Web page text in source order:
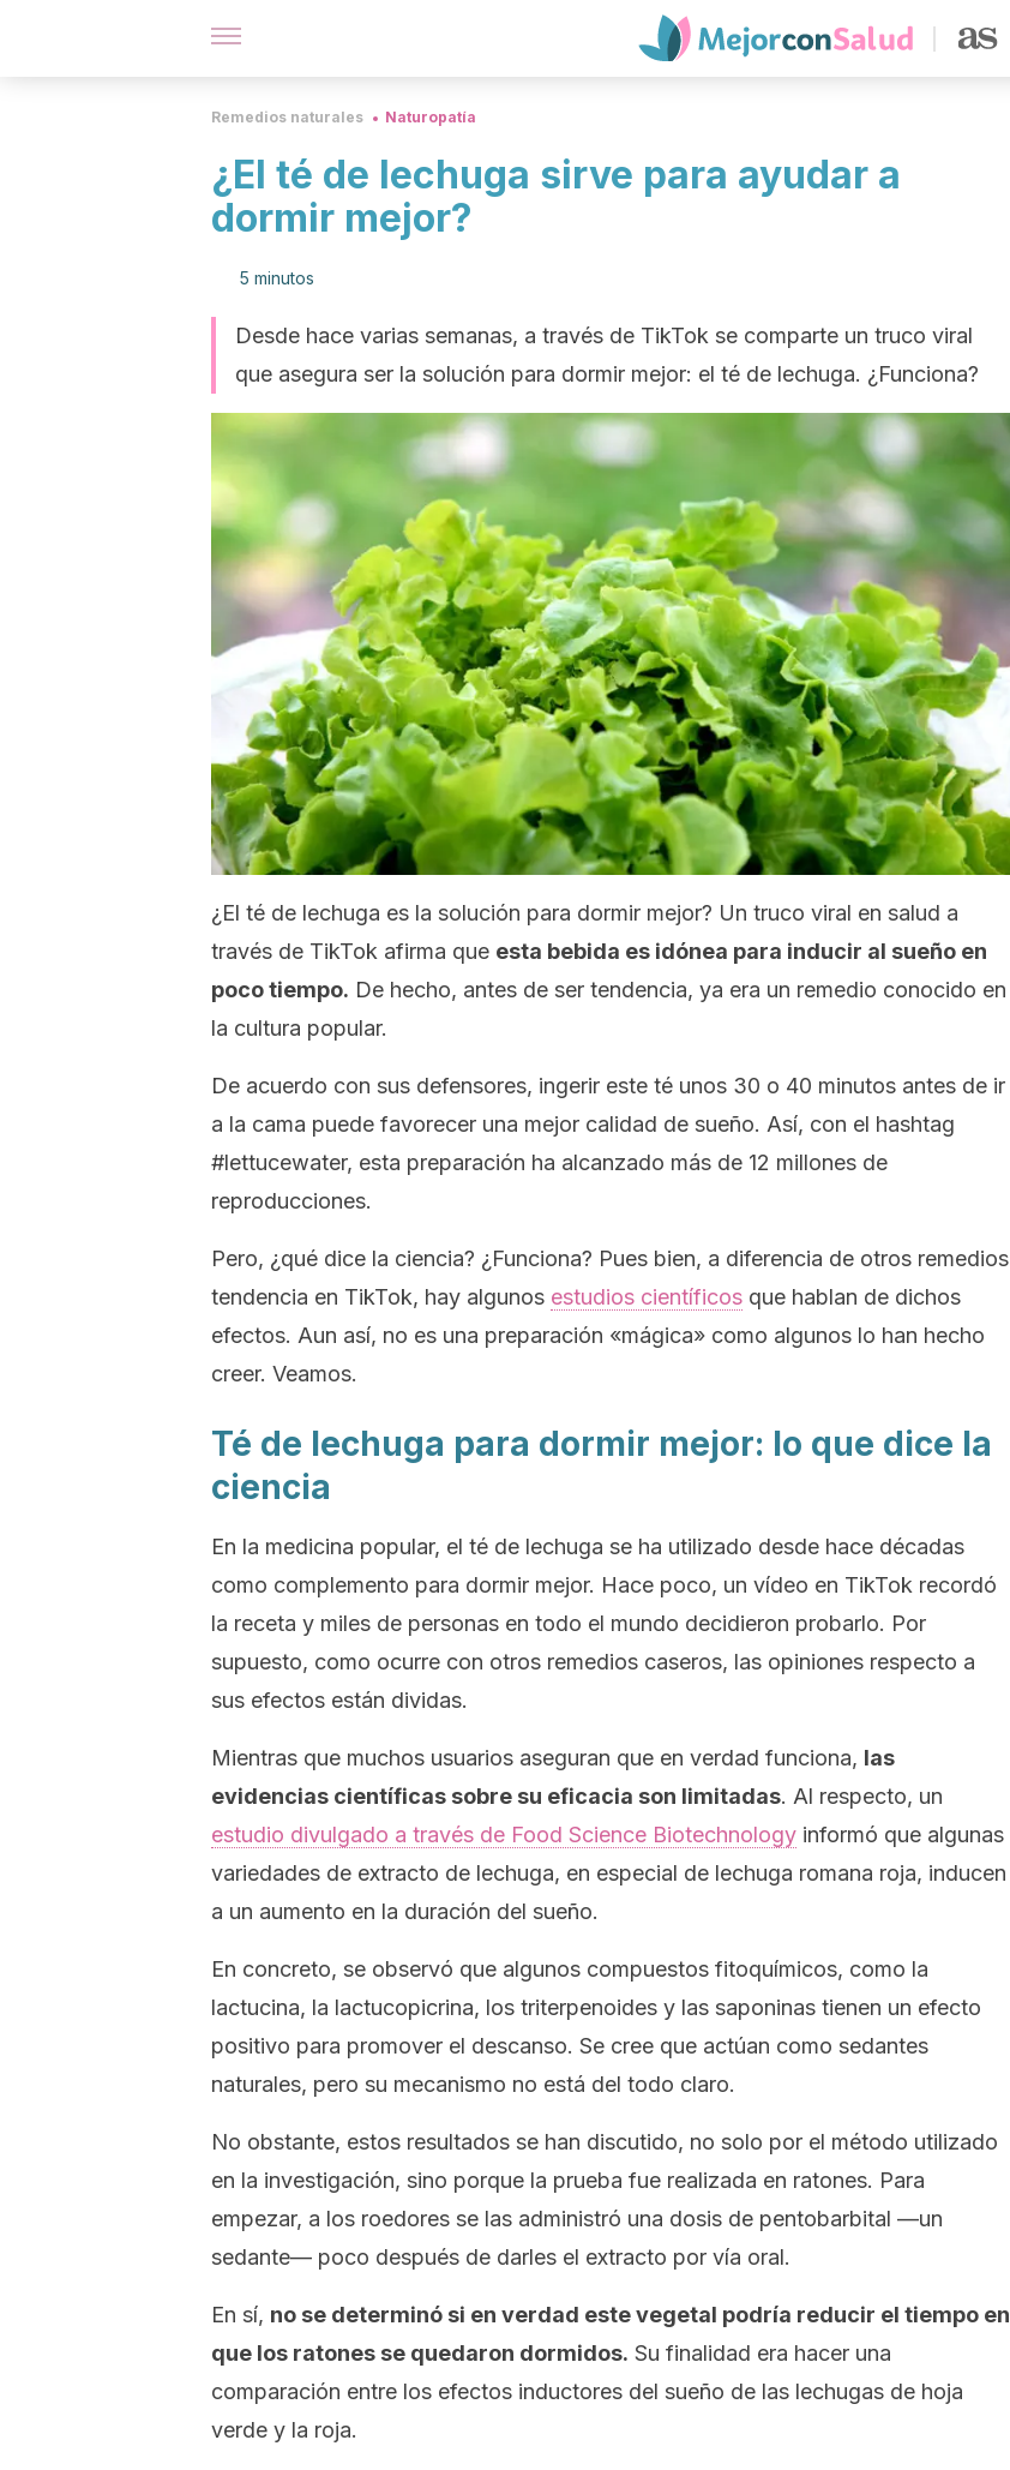
Remedios naturales Naturopatía
¿El té de lechuga sirve para ayudar a
dormir mejor?
5 minutos
Desde hace varias semanas, a través de TikTok se comparte un truco viral
que asegura ser la solución para dormir mejor: el té de lechuga. ¿Funciona?
¿El té de lechuga es la solución para dormir mejor? Un truco viral en salud a
través de TikTok afirma que esta bebida es idónea para inducir al sueño en
poco tiempo. De hecho, antes de ser tendencia, ya era un remedio conocido en
la cultura popular.
De acuerdo con sus defensores, ingerir este té unos 30 o 40 minutos antes de ir
a la cama puede favorecer una mejor calidad de sueño. Así, con el hashtag
#lettucewater, esta preparación ha alcanzado más de 12 millones de
reproducciones.
Pero, ¿qué dice la ciencia? ¿Funciona? Pues bien, a diferencia de otros remedios
tendencia en TikTok, hay algunos estudios científicos que hablan de dichos
efectos. Aun así, no es una preparación «mágica» como algunos lo han hecho
creer. Veamos.
Té de lechuga para dormir mejor: lo que dice la
ciencia
En la medicina popular, el té de lechuga se ha utilizado desde hace décadas
como complemento para dormir mejor. Hace poco, un vídeo en TikTok recordó
la receta y miles de personas en todo el mundo decidieron probarlo. Por
supuesto, como ocurre con otros remedios caseros, las opiniones respecto a
sus efectos están dividas.
Mientras que muchos usuarios aseguran que en verdad funciona, las
evidencias científicas sobre su eficacia son limitadas. Al respecto, un
estudio divulgado a través de Food Science Biotechnology informó que algunas
variedades de extracto de lechuga, en especial de lechuga romana roja, inducen
a un aumento en la duración del sueño.
En concreto, se observó que algunos compuestos fitoquímicos, como la
lactucina, la lactucopicrina, los triterpenoides y las saponinas tienen un efecto
positivo para promover el descanso. Se cree que actúan como sedantes
naturales, pero su mecanismo no está del todo claro.
No obstante, estos resultados se han discutido, no solo por el método utilizado
en la investigación, sino porque la prueba fue realizada en ratones. Para
empezar, a los roedores se las administró una dosis de pentobarbital —un
sedante— poco después de darles el extracto por vía oral.
En sí, no se determinó si en verdad este vegetal podría reducir el tiempo en
que los ratones se quedaron dormidos. Su finalidad era hacer una
comparación entre los efectos inductores del sueño de las lechugas de hoja
verde y la roja.